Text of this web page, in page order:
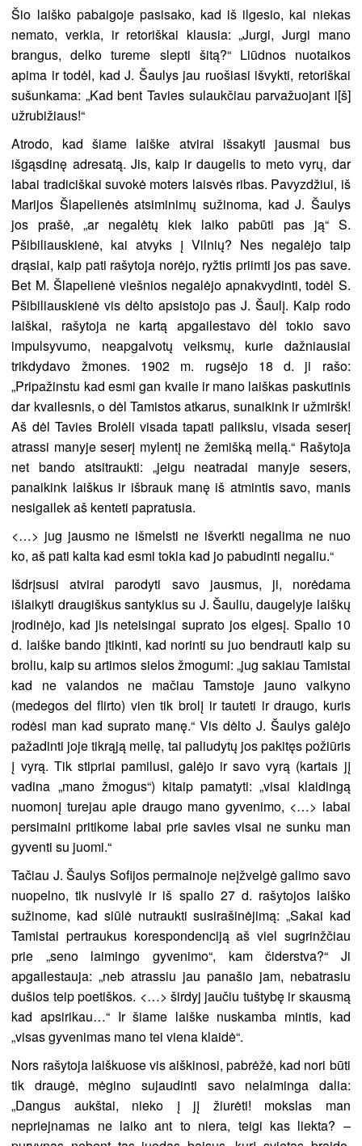
Šio laiško pabaigoje pasisako, kad iš ilgesio, kai niekas
nemato, verkia, ir retoriškai klausia: „Jurgi, Jurgi mano
brangus, delko tureme slepti šitą?“ Liūdnos nuotaikos
apima ir todėl, kad J. Šaulys jau ruošiasi išvykti, retoriškai
sušunkama: „Kad bent Tavies sulaukčiau parvažuojant i[š]
užrubižiaus!“
Atrodo, kad šiame laiške atvirai išsakyti jausmai bus
išgąsdinę adresatą. Jis, kaip ir daugelis to meto vyrų, dar
labai tradiciškai suvokė moters laisvės ribas. Pavyzdžiui, iš
Marijos Šlapelienės atsiminimų sužinoma, kad J. Šaulys
jos prašė, „ar negalėtų kiek laiko pabūti pas ją“ S.
Pšibiliauskienė, kai atvyks į Vilnių? Nes negalėjo taip
drąsiai, kaip pati rašytoja norėjo, ryžtis priimti jos pas save.
Bet M. Šlapelienė viešnios negalėjo apnakvydinti, todėl S.
Pšibiliauskienė vis dėlto apsistojo pas J. Šaulį. Kaip rodo
laiškai, rašytoja ne kartą apgailestavo dėl tokio savo
impulsyvumo, neapgalvotų veiksmų, kurie dažniausiai
trikdydavo žmones. 1902 m. rugsėjo 18 d. ji rašo:
„Pripažinstu kad esmi gan kvaile ir mano laiškas paskutinis
dar kvailesnis, o dėl Tamistos atkarus, sunaikink ir užmiršk!
Aš dėl Tavies Brolėli visada tapati paliksiu, visada seserį
atrassi manyje seserį mylentį ne žemišką meilą.“ Rašytoja
net bando atsitraukti: „jeigu neatradai manyje sesers,
panaikink laiškus ir išbrauk manę iš atmintis savo, manis
nesigailek aš kenteti papratusia.
<…> jug jausmo ne išmelsti ne išverkti negalima ne nuo
ko, aš pati kalta kad esmi tokia kad jo pabudinti negaliu.“
Išdrįsusi atvirai parodyti savo jausmus, ji, norėdama
išlaikyti draugiškus santykius su J. Šauliu, daugelyje laiškų
įrodinėjo, kad jis neteisingai suprato jos elgesį. Spalio 10
d. laiške bando įtikinti, kad norinti su juo bendrauti kaip su
broliu, kaip su artimos sielos žmogumi: „jug sakiau Tamistai
kad ne valandos ne mačiau Tamstoje jauno vaikyno
(medegos del flirto) vien tik brolį ir tauteti ir draugo, kuris
rodėsi man kad suprato manę.“ Vis dėlto J. Šaulys galėjo
pažadinti joje tikrąją meilę, tai paliudytų jos pakitęs požiūris
į vyrą. Tik stipriai pamilusi, galėjo ir savo vyrą (kartais jį
vadina „mano žmogus“) kitaip pamatyti: „visai klaidingą
nuomonį turejau apie draugo mano gyvenimo, <…> labai
persimaini pritikome labai prie savies visai ne sunku man
gyventi su juomi.“
Tačiau J. Šaulys Sofijos permainoje neįžvelgė galimo savo
nuopelno, tik nusivylė ir iš spalio 27 d. rašytojos laiško
sužinome, kad siūlė nutraukti susirašinėjimą: „Sakai kad
Tamistai pertraukus korespondenciją aš viel sugrinžčiau
prie „seno laimingo gyvenimo“, kam čiderstva?“ Ji
apgailestauja: „neb atrassiu jau panašio jam, nebatrasiu
dušios teip poetiškos. <…> širdyj jaučiu tuštybę ir skausmą
kad apsirikau…“ Ir šiame laiške nuskamba mintis, kad
„visas gyvenimas mano tei viena klaidė“.
Nors rašytoja laiškuose vis aiškinosi, pabrėžė, kad nori būti
tik draugė, mėgino sujaudinti savo nelaiminga dalia:
„Dangus aukštai, nieko į jį žiurėti! mokslas man
nepriejnamas ne laiko ant to niera, teigi kas liekta? –